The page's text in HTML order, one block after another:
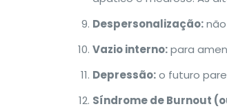
Despersonalização:não
Vazio interno:para
Depressão:o futuro
Síndrome de Burnout